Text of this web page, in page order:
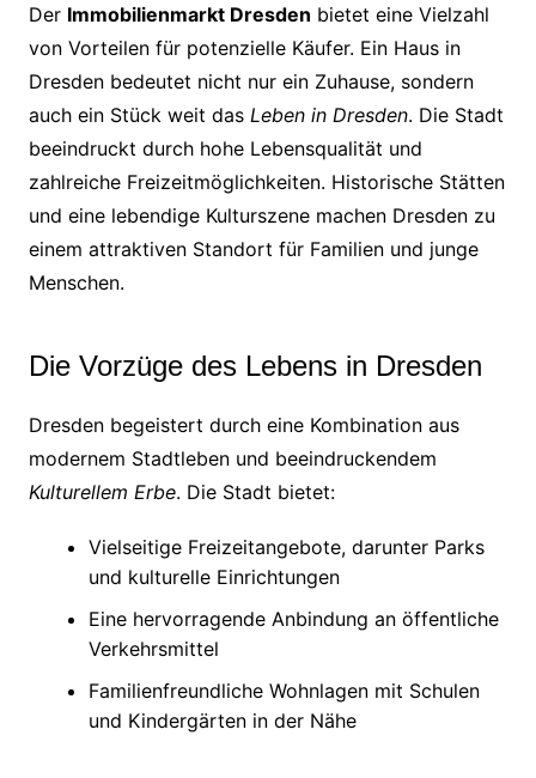
Der Immobilienmarkt Dresden bietet eine Vielzahl
von Vorteilen für potenzielle Käufer. Ein Haus in
Dresden bedeutet nicht nur ein Zuhause, sondern
auch ein Stück weit das Leben in Dresden. Die Stadt
beeindruckt durch hohe Lebensqualität und
zahlreiche Freizeitmöglichkeiten. Historische Stätten
und eine lebendige Kulturszene machen Dresden zu
einem attraktiven Standort für Familien und junge
Menschen.
Die Vorzüge des Lebens in Dresden
Dresden begeistert durch eine Kombination aus
modernem Stadtleben und beeindruckendem
Kulturellem Erbe. Die Stadt bietet:
Vielseitige Freizeitangebote, darunter Parks
und kulturelle Einrichtungen
Eine hervorragende Anbindung an öffentliche
Verkehrsmittel
Familienfreundliche Wohnlagen mit Schulen
und Kindergärten in der Nähe